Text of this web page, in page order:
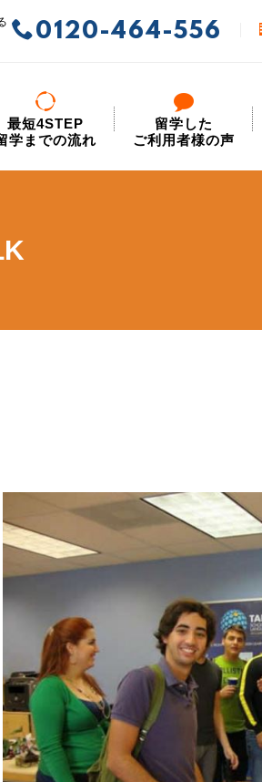
0120-464-556
最短4STEP
学までの流れ
留学した
ご利用者様の声